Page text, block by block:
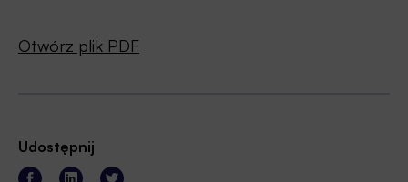
Otwórz plik PDF
Udostępnij